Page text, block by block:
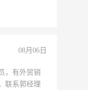
以上文化，
08月06日
，有外贸销
联系郭经理